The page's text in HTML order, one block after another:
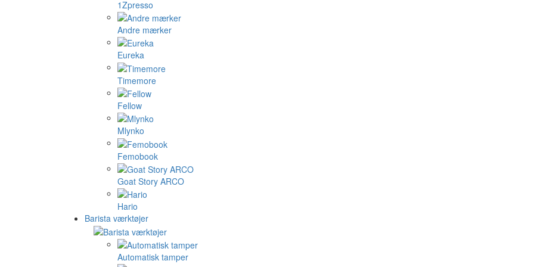
1Zpresso
Andre mærker
Eureka
Timemore
Fellow
Mlynko
Femobook
Goat Story ARCO
Hario
Barista værktøjer
Automatisk tamper